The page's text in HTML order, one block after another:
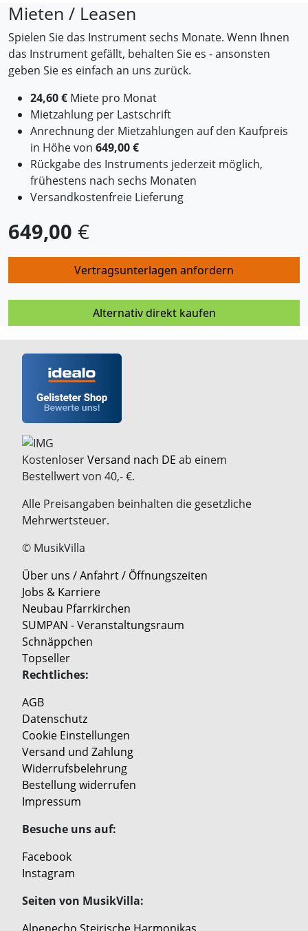
Mieten / Leasen
Spielen Sie das Instrument sechs Monate. Wenn Ihnen
das Instrument gefällt, behalten Sie es - ansonsten
geben Sie es einfach an uns zurück.
24,60 € Miete pro Monat
Mietzahlung per Lastschrift
Anrechnung der Mietzahlungen auf den Kaufpreis
in Höhe von 649,00 €
Rückgabe des Instruments jederzeit möglich,
frühestens nach sechs Monaten
Versandkostenfreie Lieferung
649,00 €
Vertragsunterlagen anfordern
Alternativ direkt kaufen
KostenloserVersand nach DE ab einem
Bestellwert von 40,- €.
Alle Preisangaben beinhalten die gesetzliche
Mehrwertsteuer.
© MusikVilla
Über uns / Anfahrt / Öffnungszeiten
Jobs & Karriere
Neubau Pfarrkirchen
SUMPAN - Veranstaltungsraum
Schnäppchen
Topseller
Rechtliches:
AGB
Datenschutz
Cookie Einstellungen
Versand und Zahlung
Widerrufsbelehrung
Bestellung widerrufen
Impressum
Besuche uns auf:
Facebook
Instagram
Seiten von MusikVilla: